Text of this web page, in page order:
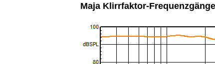
Maja Klirrfaktor-